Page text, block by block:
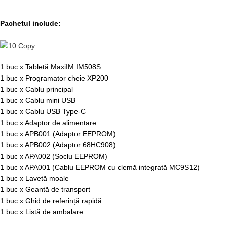
Pachetul include:
1 buc x Tabletă MaxiIM IM508S
1 buc x Programator cheie XP200
1 buc x Cablu principal
1 buc x Cablu mini USB
1 buc x Cablu USB Type-C
1 buc x Adaptor de alimentare
1 buc x APB001 (Adaptor EEPROM)
1 buc x APB002 (Adaptor 68HC908)
1 buc x APA002 (Soclu EEPROM)
1 buc x APA001 (Cablu EEPROM cu clemă integrată MC9S12)
1 buc x Lavetă moale
1 buc x Geantă de transport
1 buc x Ghid de referință rapidă
1 buc x Listă de ambalare